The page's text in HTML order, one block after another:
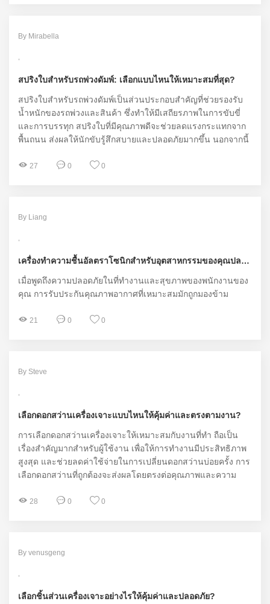
By Mirabella
สปริงใบสำหรับรถพ่วงดัมพ์: เลือกแบบไหนให้เหมาะสมที่สุด?
สปริงใบสำหรับรถพ่วงดัมพ์เป็นส่วนประกอบสำคัญที่ช่วยรองรับ
น้ำหนักของรถพ่วงและสินค้า ซึ่งทำให้มีเสถียรภาพในการขับขี่
และการบรรทุก สปริงใบที่มีคุณภาพดีจะช่วยลดแรงกระแทกจาก
พื้นถนน ส่งผลให้นักขับรู้สึกสบายและปลอดภัยมากขึ้น นอกจากนี้
ต้องการของผู้ใช้และประเภทของรถพ่วง
27 0 0
By Liang
เครื่องทำความชื้นอัลตราโซนิกสำหรับอุตสาหกรรมของคุณปลอดภัยต่อสุขภาพของคนงานหรือไม่?
เมื่อพูดถึงความปลอดภัยในที่ทำงานและสุขภาพของพนักงานของ
คุณ การรับประกันคุณภาพอากาศที่เหมาะสมมักถูกมองข้าม
21 0 0
By Steve
เลือกดอกสว่านเครื่องเจาะแบบไหนให้คุ้มค่าและตรงตามงาน?
การเลือกดอกสว่านเครื่องเจาะให้เหมาะสมกับงานที่ทำ ถือเป็น
เรื่องสำคัญมากสำหรับผู้ใช้งาน เพื่อให้การทำงานมีประสิทธิภาพ
สูงสุด และช่วยลดค่าใช้จ่ายในการเปลี่ยนดอกสว่านบ่อยครั้ง การ
เลือกดอกสว่านที่ถูกต้องจะส่งผลโดยตรงต่อคุณภาพและความ
วิธีการเลือกดอกสว่านที่เหมาะสม โดยเฉพาะจากมุมมองของผู้ใช้
28 0 0
By venusgeng
เลือกชิ้นส่วนเครื่องเจาะอย่างไรให้คุ้มค่าและปลอดภัย?